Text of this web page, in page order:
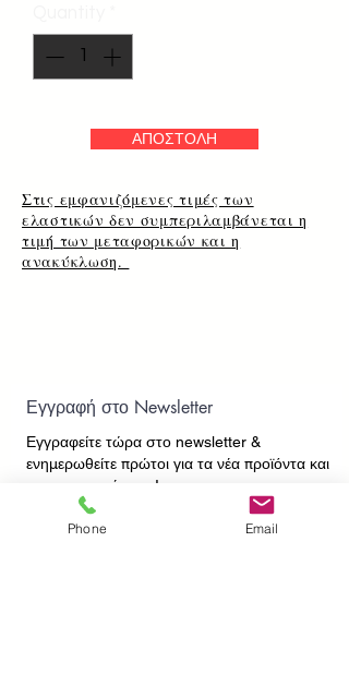
ΑΠΟΣΤΟΛΗ
Στις εμφανιζόμενες τιμές των
ελαστικών δεν συμπεριλαμβάνεται η
τιμή των μεταφορικών και η
ανακύκλωση.
Εγγραφή στο Newsletter
Εγγραφείτε τώρα στο newsletter &
ενημερωθείτε πρώτοι για τα νέα προϊόντα και
τις προσφορές μας!
Phone Email